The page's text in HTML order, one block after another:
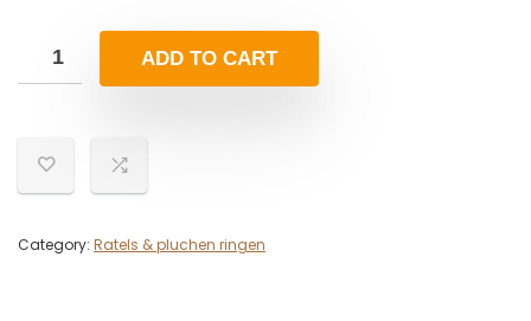
ADD TO CART
Category: Ratels & pluchen ringen